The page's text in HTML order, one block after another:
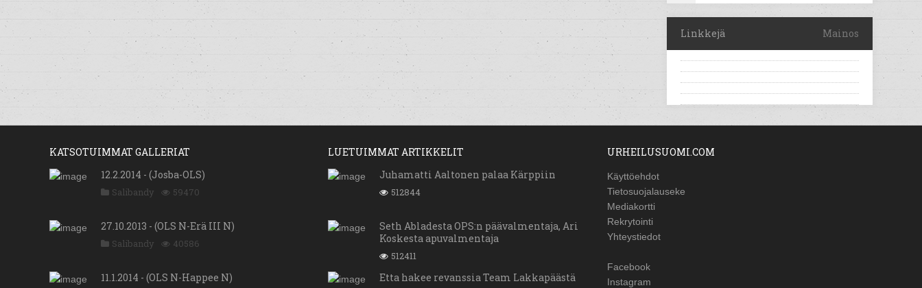
Linkkejä Mainos
KATSOTUIMMAT GALLERIAT
12.2.2014 - (Josba-OLS)
Salibandy 59470
27.10.2013 - (OLS N-Erä III N)
Salibandy 40586
11.1.2014 - (OLS N-Happee N)
LUETUIMMAT ARTIKKELIT
Juhamatti Aaltonen palaa Kärppiin
512844
Seth Abladesta OPS:n päävalmentaja, Ari
Koskesta apuvalmentaja
512411
Etta hakee revanssia Team Lakkapäästä
URHEILUSUOMI.COM
Käyttöehdot
Tietosuojalauseke
Mediakortti
Rekrytointi
Yhteystiedot
Facebook
Instagram